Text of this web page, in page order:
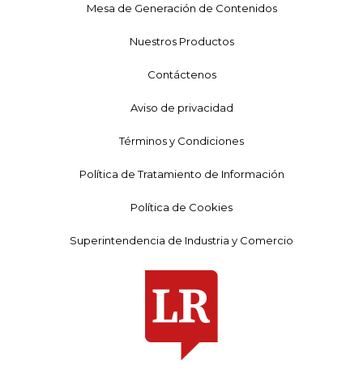
Mesa de Generación de Contenidos
Nuestros Productos
Contáctenos
Aviso de privacidad
Términos y Condiciones
Política de Tratamiento de Información
Política de Cookies
Superintendencia de Industria y Comercio